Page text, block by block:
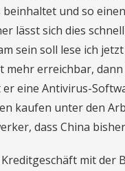
und so
lässt sich dies
sein soll lese ich
mehr erreichbar,
eine Antivirus-
kaufen unter den
dass China
mit der